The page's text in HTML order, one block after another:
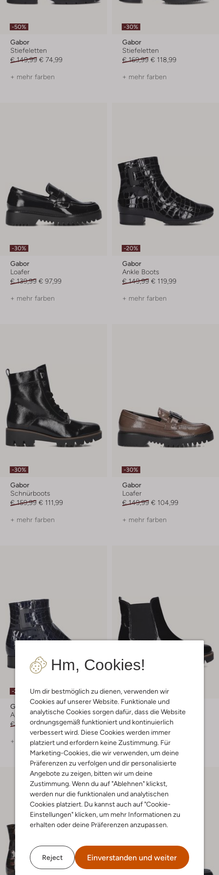
Hm, Cookies!
Um dir bestmöglich zu dienen, verwenden wir
Cookies auf unserer Website. Funktionale und
analytische Cookies sorgen dafür, dass die Website
ordnungsgemäß funktioniert und kontinuierlich
verbessert wird. Diese Cookies werden immer
platziert und erfordern keine Zustimmung. Für
Marketing-Cookies, die wir verwenden, um deine
Präferenzen zu verfolgen und dir personalisierte
Angebote zu zeigen, bitten wir um deine
Zustimmung. Wenn du auf "Ablehnen" klickst,
werden nur die funktionalen und analytischen
Cookies platziert. Du kannst auch auf "Cookie-
Einstellungen" klicken, um mehr Informationen zu
erhalten oder deine Präferenzen anzupassen.
Reject Einverstanden und weiter
-50%
Gabor
Stiefeletten
€ 149,99 € 74,99
+ mehr farben
-30%
Gabor
Stiefeletten
€ 169,99 € 118,99
+ mehr farben
-30%
Gabor
Loafer
€ 139,99 € 97,99
+ mehr farben
-20%
Gabor
Ankle Boots
€ 149,99 € 119,99
+ mehr farben
-30%
Gabor
Schnürboots
€ 159,99 € 111,99
+ mehr farben
-30%
Gabor
Loafer
€ 149,99 € 104,99
+ mehr farben
-20%
Gabor
Ankle Boots
€ 149,99 € 119,99
+ mehr farben
-30%
Gabor
Chelsea Boots
€ 129,99 € 90,99
+ mehr farben